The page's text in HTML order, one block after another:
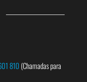
810 (Chamadas para